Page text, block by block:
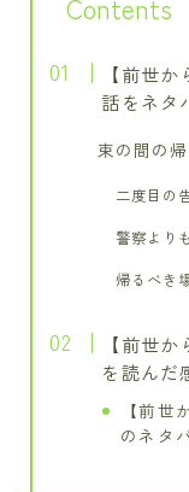
Contents
【前世
話をネタ
束の間の
二度目の
警察より
帰るべき
【前世
を読んだ
【前世
のネタ